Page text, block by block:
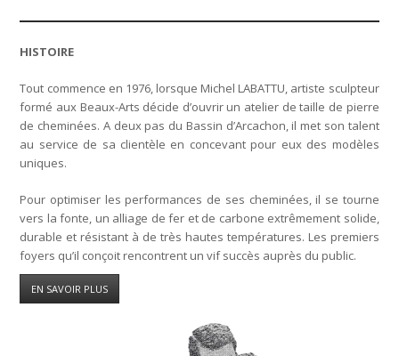
HISTOIRE
Tout commence en 1976, lorsque Michel LABATTU, artiste sculpteur
formé aux Beaux-Arts décide d’ouvrir un atelier de taille de pierre
de cheminées. A deux pas du Bassin d’Arcachon, il met son talent
au service de sa clientèle en concevant pour eux des modèles
uniques.
Pour optimiser les performances de ses cheminées, il se tourne
vers la fonte, un alliage de fer et de carbone extrêmement solide,
durable et résistant à de très hautes températures. Les premiers
foyers qu’il conçoit rencontrent un vif succès auprès du public.
EN SAVOIR PLUS